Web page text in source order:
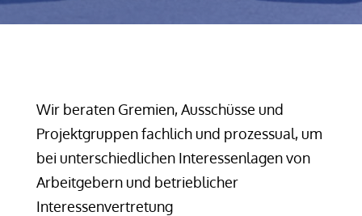
Wir beraten Gremien, Ausschüsse und
Projektgruppen fachlich und prozessual, um
bei unterschiedlichen Interessenlagen von
Arbeitgebern und betrieblicher
Interessenvertretung